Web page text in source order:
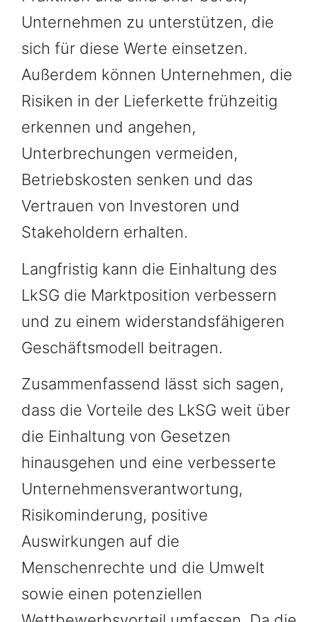
Unternehmen zu unterstützen, die
sich für diese Werte einsetzen.
Außerdem können Unternehmen, die
Risiken in der Lieferkette frühzeitig
erkennen und angehen,
Unterbrechungen vermeiden,
Betriebskosten senken und das
Vertrauen von Investoren und
Stakeholdern erhalten.
Langfristig kann die Einhaltung des
LkSG die Marktposition verbessern
und zu einem widerstandsfähigeren
Geschäftsmodell beitragen.
Zusammenfassend lässt sich sagen,
dass die Vorteile des LkSG weit über
die Einhaltung von Gesetzen
hinausgehen und eine verbesserte
Unternehmensverantwortung,
Risikominderung, positive
Auswirkungen auf die
Menschenrechte und die Umwelt
sowie einen potenziellen